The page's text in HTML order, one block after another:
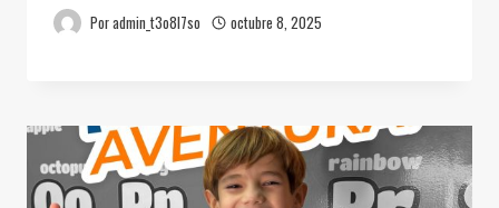
Poradmin_t3o8l7so octubre 8, 2025